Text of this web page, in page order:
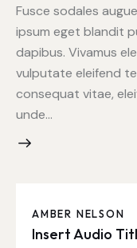
Fusce sodales
ipsum eget blandit
dapibus. Vivamus
vulputate eleifend
consequat vitae,
unde…
AMBER NELSON
Insert Audio